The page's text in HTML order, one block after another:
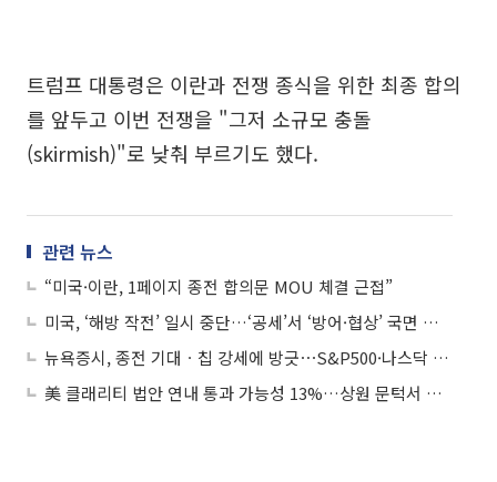
트럼프 대통령은 이란과 전쟁 종식을 위한 최종 합의
를 앞두고 이번 전쟁을 "그저 소규모 충돌
(skirmish)"로 낮춰 부르기도 했다.
관련 뉴스
“미국·이란, 1페이지 종전 합의문 MOU 체결 근접”
미국, ‘해방 작전’ 일시 중단…‘공세’서 ‘방어·협상’ 국면 전환
뉴욕증시, 종전 기대ㆍ칩 강세에 방긋⋯S&P500·나스닥 최고치
美 클래리티 법안 연내 통과 가능성 13%…상원 문턱서 제동